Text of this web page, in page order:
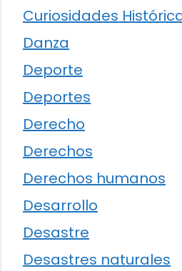
Curiosidades
Danza
Deporte
Deportes
Derecho
Derechos
Derechos humanos
Desarrollo
Desastre
Desastres naturales